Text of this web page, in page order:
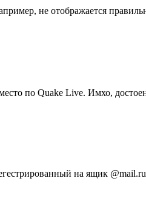
не отображается
по Quake Live. Имхо,
на ящик